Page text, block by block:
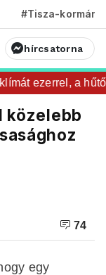
#Tisza-kormány
hírcsatorna
ezerrel, a
közelebb
74
egy